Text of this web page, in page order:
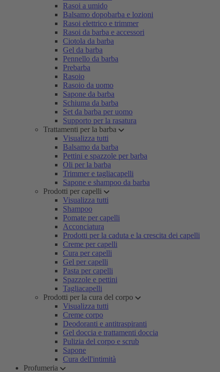
Rasoi a umido
Balsamo dopobarba e lozioni
Rasoi elettrico e trimmer
Rasoi da barba e accessori
Ciotola da barba
Gel da barba
Pennello da barba
Prebarba
Rasoio
Rasoio da uomo
Sapone da barba
Schiuma da barba
Set da barba per uomo
Supporto per la rasatura
Trattamenti per la barba
Visualizza tutti
Balsamo da barba
Pettini e spazzole per barba
Oli per la barba
Trimmer e tagliacapelli
Sapone e shampoo da barba
Prodotti per capelli
Visualizza tutti
Shampoo
Pomate per capelli
Acconciatura
Prodotti per la caduta e la crescita dei capelli
Creme per capelli
Cura per capelli
Gel per capelli
Pasta per capelli
Spazzole e pettini
Tagliacapelli
Prodotti per la cura del corpo
Visualizza tutti
Creme corpo
Deodoranti e antitraspiranti
Gel doccia e trattamenti doccia
Pulizia del corpo e scrub
Sapone
Cura dell'intimità
Profumeria